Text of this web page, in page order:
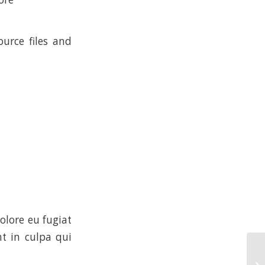
files and
eu fugiat
in culpa qui